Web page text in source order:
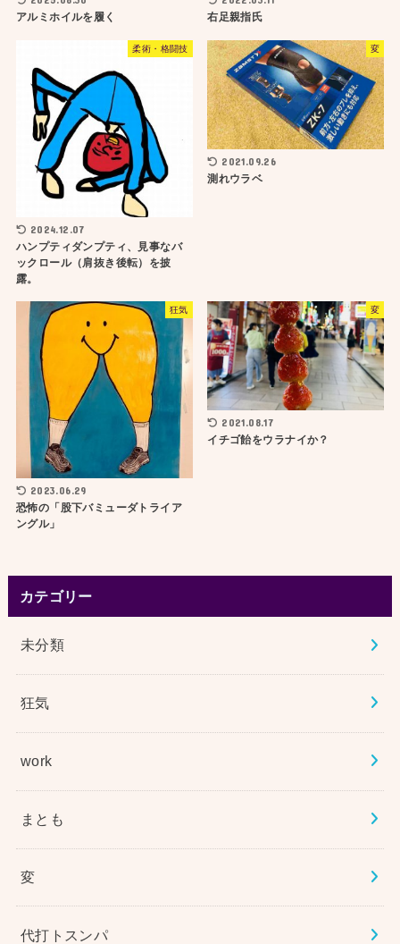
アルミホイルを履く 右足親指氏
柔術・格闘技
2024.12.07
ハンプティダンプティ、見事なバ
ックロール（肩抜き後転）を披
露。
変
2021.09.26
測れウラベ
狂気
2023.06.29
恐怖の「股下バミューダトライア
ングル」
変
2021.08.17
イチゴ飴をウラナイか？
カテゴリー
未分類
狂気
work
まとも
変
代打トスンパ